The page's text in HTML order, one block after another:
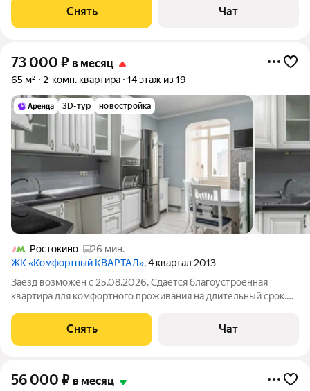
Духовой шкаф Стиральная машина Холодильник
Посудомоечная машина Бойлер
Снять Чат
73 000 ₽ в месяц
65 м² 2-комн. квартира 14 этаж из 19
3D-тур новостройка
Ростокино
26 мин.
ЖК «Комфортный КВАРТАЛ», 4 квартал 2013
Заезд возможен с 25.08.2026. Сдается благоустроенная
квартира для комфортного проживания на длительный срок.
окон открывается вид на развитый район. Есть места для сна,
работы, обеденная зона и
Снять Чат
56 000 ₽ в месяц